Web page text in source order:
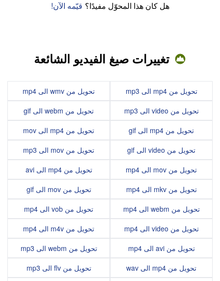
هل كان هذا المحوّل مفيدًا؟ قيّمه الآن!
تغييرات صيغ الفيديو الشائعة
تحويل من mp4 الى mp3
تحويل من video الى mp3
تحويل من mp4 الى gif
تحويل من video الى gif
تحويل من mov الى mp4
تحويل من mkv الى mp4
تحويل من webm الى mp4
تحويل من video الى mp4
تحويل من avi الى mp4
تحويل من mp4 الى wav
تحويل من wmv الى mp4
تحويل من webm الى gif
تحويل من mp4 الى mov
تحويل من mov الى mp3
تحويل من mp4 الى avi
تحويل من mov الى gif
تحويل من vob الى mp4
تحويل من m4v الى mp4
تحويل من webm الى mp3
تحويل من flv الى mp3